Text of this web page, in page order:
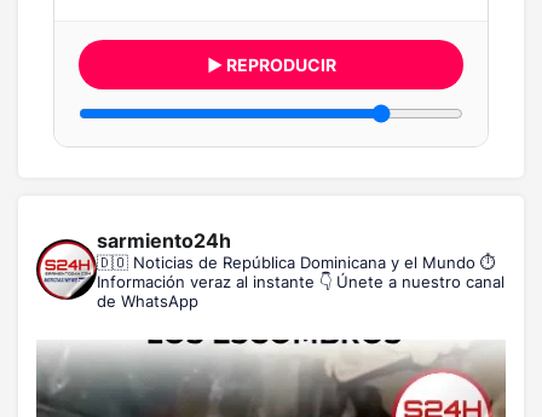
▶ REPRODUCIR
sarmiento24h
🇩🇴 Noticias de República Dominicana y el Mundo ⏱️
Información veraz al instante 👇 Únete a nuestro canal
de WhatsApp